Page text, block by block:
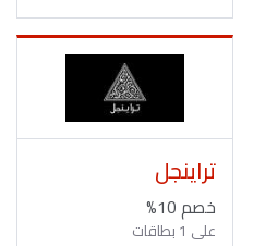
تراينجل
خصم 10%
على 1 بطاقات